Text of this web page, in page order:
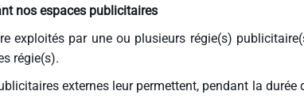
nos espaces publicitaires
exploités par une ou plusieurs régie(s)
régie(s).
externes leur permettent, pendant la durée